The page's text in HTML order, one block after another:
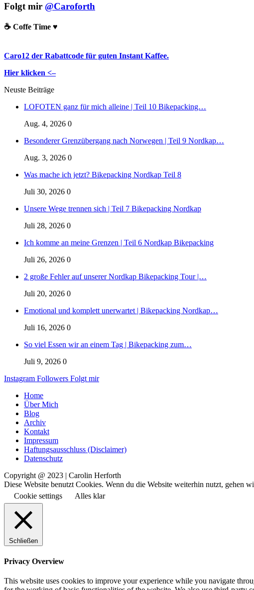
Folgt mir @Caroforth
☕️ Coffe Time ♥️
Caro12 der Rabattcode für guten Instant Kaffee.
Hier klicken <–
Neuste Beiträge
LOFOTEN ganz für mich alleine | Teil 10 Bikepacking…
Aug. 4, 2026 0
Besonderer Grenzübergang nach Norwegen | Teil 9 Nordkap…
Aug. 3, 2026 0
Was mache ich jetzt? Bikepacking Nordkap Teil 8
Juli 30, 2026 0
Unsere Wege trennen sich | Teil 7 Bikepacking Nordkap
Juli 28, 2026 0
Ich komme an meine Grenzen | Teil 6 Nordkap Bikepacking
Juli 26, 2026 0
2 große Fehler auf unserer Nordkap Bikepacking Tour |…
Juli 20, 2026 0
Emotional und komplett unerwartet | Bikepacking Nordkap…
Juli 16, 2026 0
So viel Essen wir an einem Tag | Bikepacking zum…
Juli 9, 2026 0
Instagram Followers Folgt mir
Home
Über Mich
Blog
Archiv
Kontakt
Impressum
Haftungsausschluss (Disclaimer)
Datenschutz
Copyright @ 2023 | Carolin Herforth
Diese Website benutzt Cookies. Wenn du die Website weiterhin nutzt, gehen
Cookie settings
Alles klar
Schließen
Privacy Overview
This website uses cookies to improve your experience while you navigate